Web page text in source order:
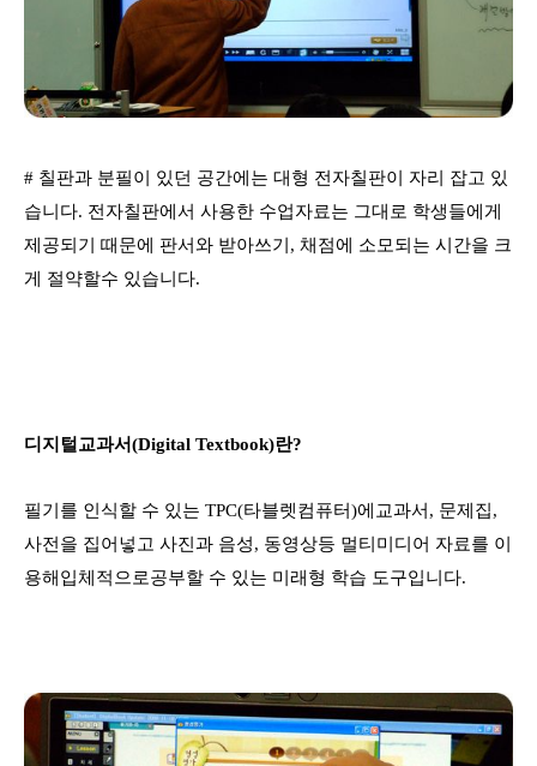
# 칠판과 분필이 있던 공간에는 대형 전자칠판이 자리 잡고 있
습니다. 전자칠판에서 사용한 수업자료는 그대로 학생들에게
제공되기 때문에 판서와 받아쓰기, 채점에 소모되는 시간을 크
게 절약할수 있습니다.
디지털교과서(Digital Textbook)란?
필기를 인식할 수 있는 TPC(타블렛컴퓨터)에 교과서, 문제집,
사전을 집어넣고 사진과 음성, 동영상등 멀티미디어 자료를 이
용해 입체적으로공부할 수 있는 미래형 학습 도구입니다.